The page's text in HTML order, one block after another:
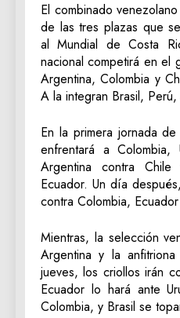
El combinado
de las tres plazas que
al Mundial de Costa
nacional competirá en el
Argentina, Colombia y
A la integran Brasil, Perú,
En la primera jornada
enfrentará a Colombia,
Argentina contra
Ecuador. Un día
contra Colombia,
Mientras, la selección
Argentina y la
jueves, los criollos irán
Ecuador lo hará ante
Colombia, y Brasil se